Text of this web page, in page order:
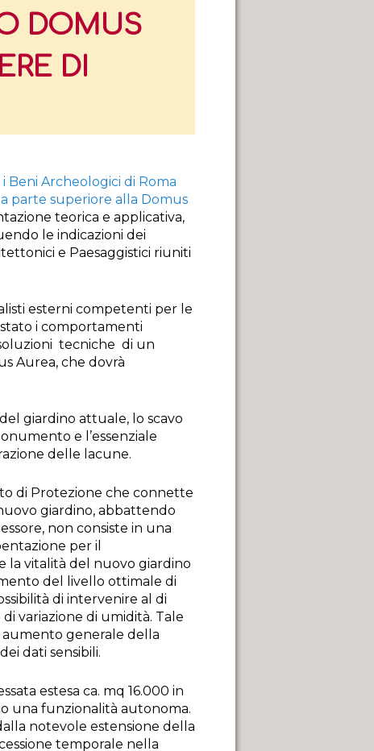
DOMUS
DI
Beni Archeologici di Roma
parte superiore alla Domus
teorica e applicativa,
le indicazioni dei
e Paesaggistici riuniti
esterni competenti per le
i comportamenti
tecniche di un
Aurea, che dovrà
giardino attuale, lo scavo
e l’essenziale
delle lacune.
di Protezione che connette
giardino, abbattendo
non consiste in una
per il
la vitalità del nuovo giardino
del livello ottimale di
di intervenire al di
variazione di umidità. Tale
aumento generale della
dati sensibili.
estesa ca. mq 16.000 in
una funzionalità autonoma.
notevole estensione della
temporale nella